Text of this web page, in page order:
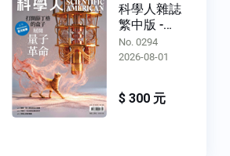
科學人雜誌
繁中版 -
No.0294
No. 0294
2026-08-01
$ 300 元